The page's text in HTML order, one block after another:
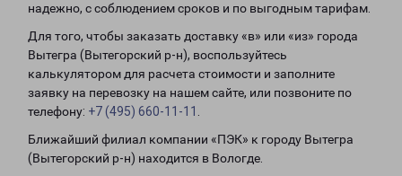
надежно, с соблюдением сроков и по выгодным тарифам.
Для того, чтобы заказать доставку «в» или «из» города
Вытегра (Вытегорский р-н), воспользуйтесь
калькулятором для расчета стоимости и заполните
заявку на перевозку на нашем сайте, или позвоните по
телефону: +7 (495) 660-11-11
Ближайший филиал компании «ПЭК» к городу Вытегра
(Вытегорский р-н) находится в Вологде.